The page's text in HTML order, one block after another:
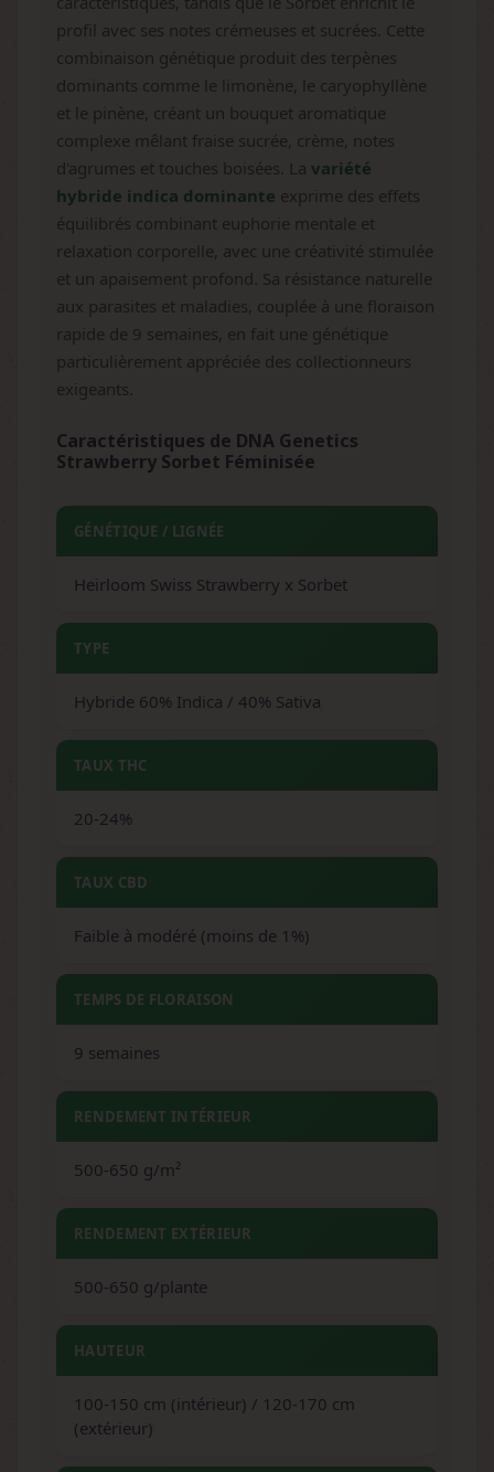
profil avec ses notes crémeuses et sucrées. Cette
combinaison génétique produit des terpènes
dominants comme le limonène, le caryophyllène
et le pinène, créant un bouquet aromatique
complexe mêlant fraise sucrée, crème, notes
d'agrumes et touches boisées. La variété
hybride indica dominante exprime des effets
équilibrés combinant euphorie mentale et
relaxation corporelle, avec une créativité stimulée
et un apaisement profond. Sa résistance naturelle
aux parasites et maladies, couplée à une floraison
rapide de 9 semaines, en fait une génétique
particulièrement appréciée des collectionneurs
exigeants.
Caractéristiques de DNA Genetics
Strawberry Sorbet Féminisée
GÉNÉTIQUE / LIGNÉE
Heirloom Swiss Strawberry x Sorbet
TYPE
Hybride 60% Indica / 40% Sativa
TAUX THC
20-24%
TAUX CBD
Faible à modéré (moins de 1%)
TEMPS DE FLORAISON
9 semaines
RENDEMENT INTÉRIEUR
500-650 g/m²
RENDEMENT EXTÉRIEUR
500-650 g/plante
HAUTEUR
100-150 cm (intérieur) / 120-170 cm
(extérieur)